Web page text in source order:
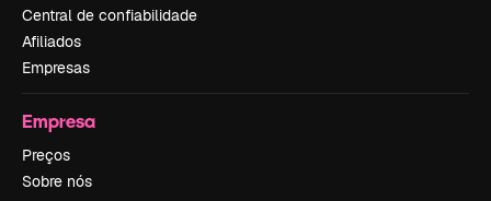
Central de confiabilidade
Afiliados
Empresas
Empresa
Preços
Sobre nós